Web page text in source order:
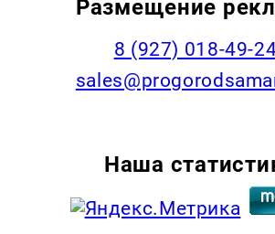
Размещение
8 (927) 018-49-
Наша